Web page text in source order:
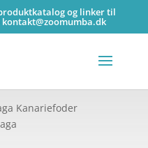
og linker til
kontakt@zoomumba.dk
Kanariefoder